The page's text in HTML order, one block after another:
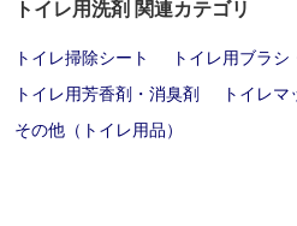
トイレ用洗剤 関連カテゴリ
トイレ掃除シート
トイレ用ブラシ
トイレ用芳香剤・消臭剤
トイレ
その他（トイレ用品）